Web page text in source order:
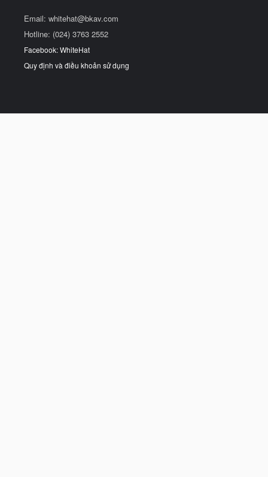
Email: whitehat@bkav.com
Hotline: (024) 3763 2552
Facebook: WhiteHat
Quy định và điều khoản sử dụng